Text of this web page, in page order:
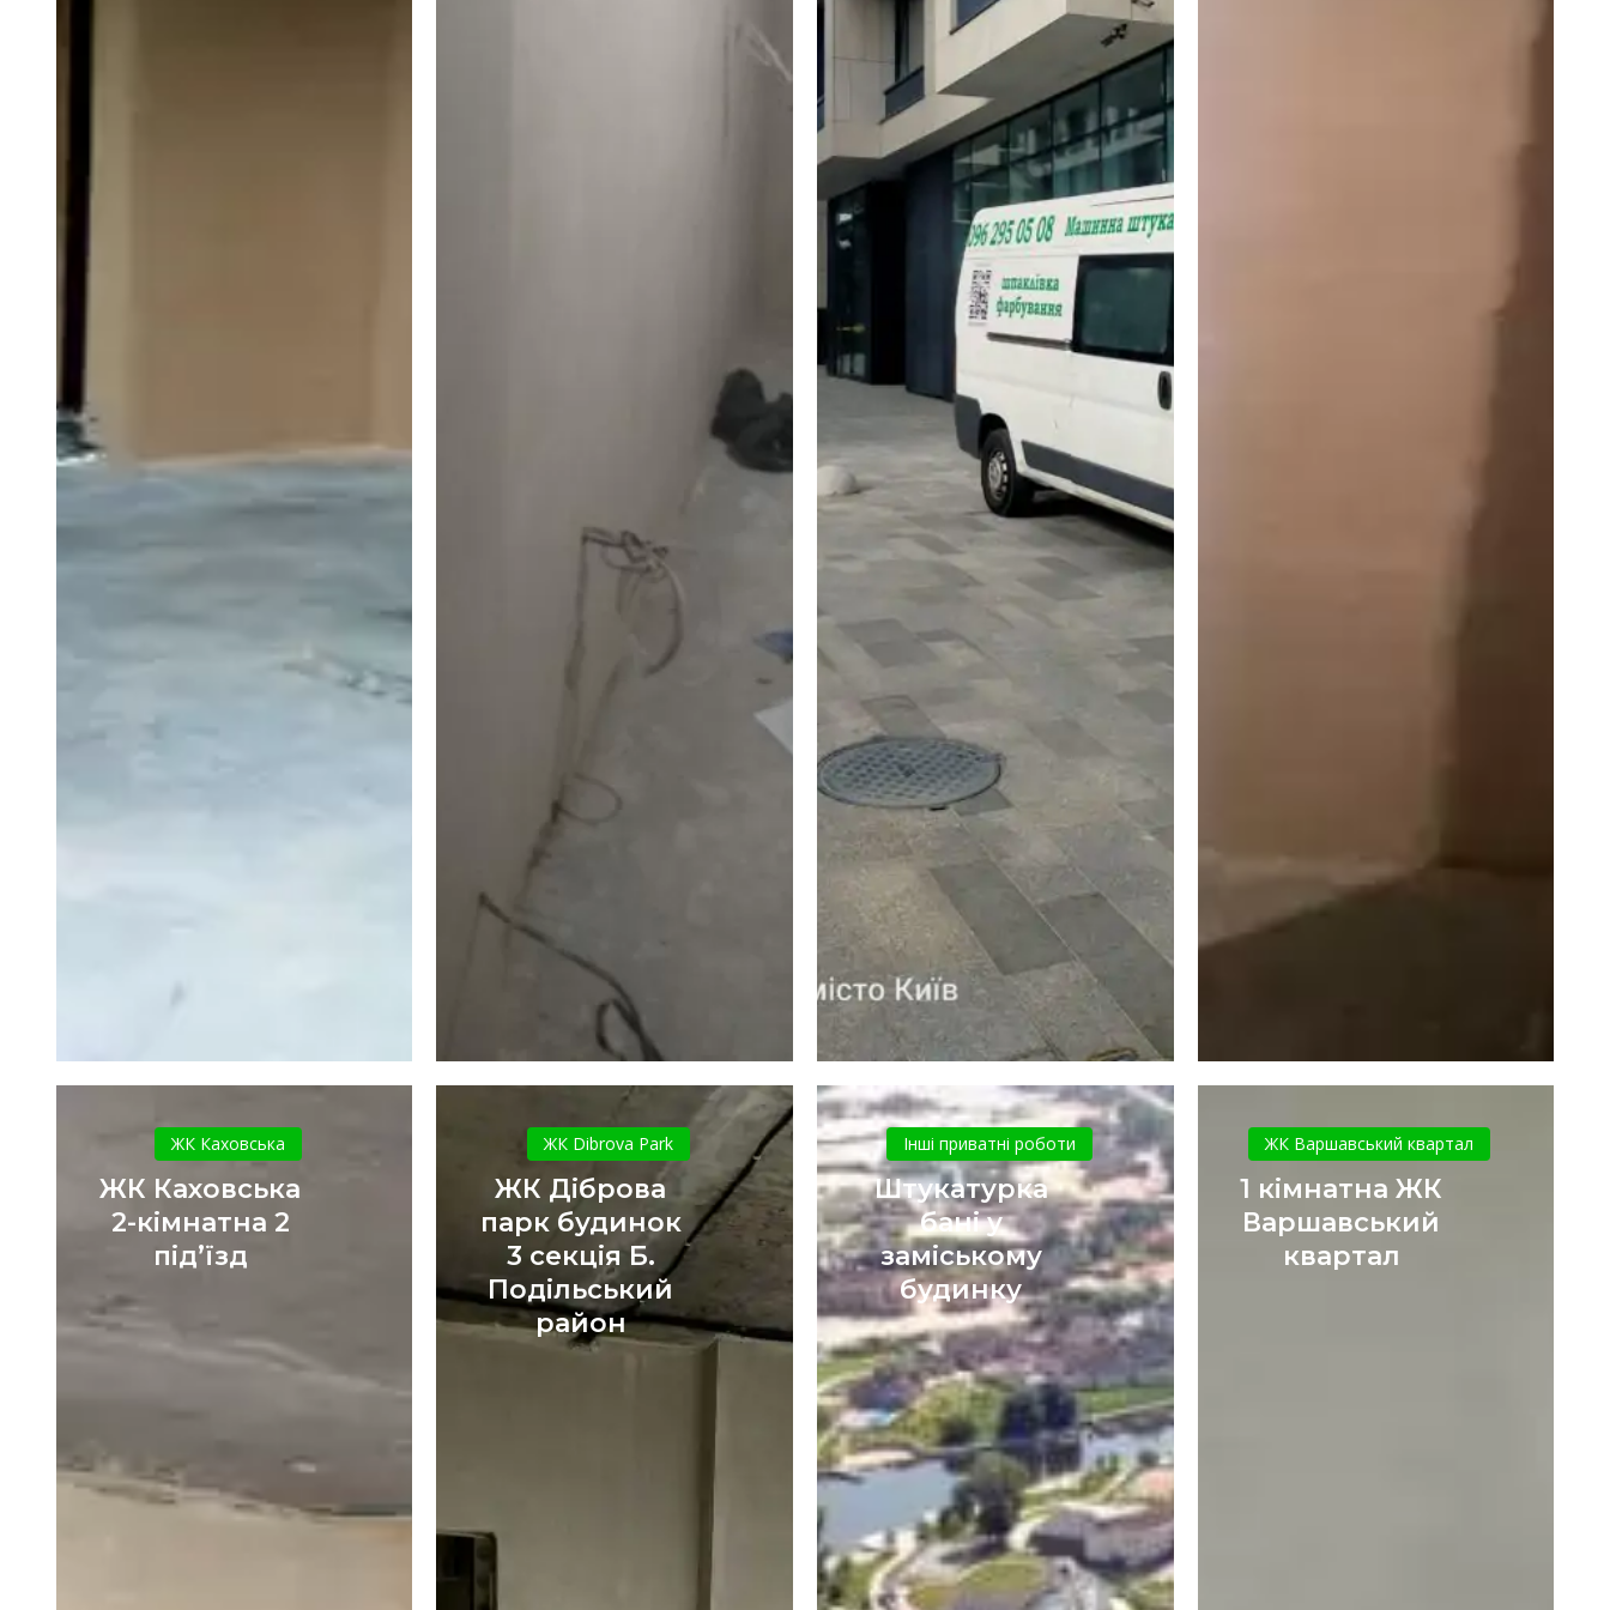
Каховська
2-
кімнатна
2
під’їзд
ЖК Каховська
ЖК Каховська
2-кімнатна 2
під’їзд
ЖК
Діброва
парк
будинок
3
секція
Б.
Подільський
район
ЖК Dibrova Park
ЖК Діброва
парк будинок
3 секція Б.
Подільський
район
Штукатурка
бані
у
заміському
будинку
Інші приватні роботи
Штукатурка
бані у
заміському
будинку
кімнатна
ЖК
Варшавський
квартал
ЖК Варшавський квартал
1 кімнатна ЖК
Варшавський
квартал